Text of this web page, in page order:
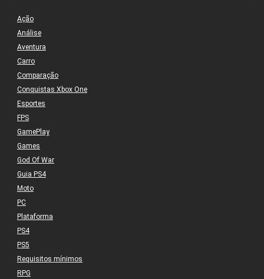
Ação
Análise
Aventura
Carro
Comparação
Conquistas Xbox One
Esportes
FPS
GamePlay
Games
God Of War
Guia PS4
Moto
PC
Plataforma
PS4
PS5
Requisitos mínimos
RPG